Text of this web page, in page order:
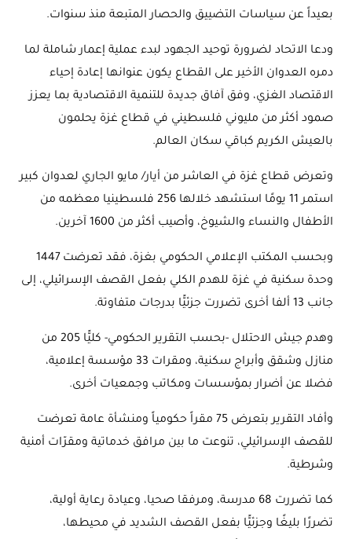
بعيداً عن سياسات التضييق والحصار المتبعة منذ سنوات.
ودعا الاتحاد لضرورة توحيد الجهود لبدء عملية إعمار شاملة لما
دمره العدوان الأخير على القطاع يكون عنوانها إعادة إحياء
الاقتصاد الغزي، وفق آفاق جديدة للتنمية الاقتصادية بما يعزز
صمود أكثر من مليوني فلسطيني في قطاع غزة يحلمون
بالعيش الكريم كباقي سكان العالم.
وتعرض قطاع غزة في العاشر من أيار/ مايو الجاري لعدوان كبير
استمر 11 يومًا استشهد خلالها 256 فلسطينيا معظمه من
الأطفال والنساء والشيوخ، وأصيب أكثر من 1600 آخرين.
وبحسب المكتب الإعلامي الحكومي بغزة، فقد تعرضت 1447
وحدة سكنية في غزة للهدم الكلي بفعل القصف الإسرائيلي، إلى
جانب 13 ألفا أخرى تضررت جزئيًّا بدرجات متفاوتة.
وهدم جيش الاحتلال -بحسب التقرير الحكومي- كليًّا 205 من
منازل وشقق وأبراج سكنية، ومقرات 33 مؤسسة إعلامية،
فضلا عن أضرار بمؤسسات ومكاتب وجمعيات أخرى.
وأفاد التقرير بتعرض 75 مقراً حكومياً ومنشأة عامة تعرضت
للقصف الإسرائيلي، تنوعت ما بين مرافق خدماتية ومقرّات أمنية
وشرطية.
كما تضررت 68 مدرسة، ومرفقا صحيا، وعيادة رعاية أولية،
تضررًا بليغًا وجزئيًّا بفعل القصف الشديد في محيطها،